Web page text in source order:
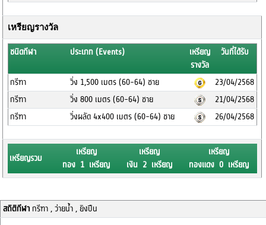
เหรียญรางวัล
ชนิดกีฬา ประเภท (Events)
เหรียญ
รางวัล
วันที่ได้รับ
กรีฑา วิ่ง 1,500 เมตร (60-64) ชาย
23/04/2568
กรีฑา
วิ่ง 800 เมตร (60-64) ชาย
21/04/2568
กรีฑา
วิ่งผลัด 4x400 เมตร (60-64) ชาย 26/04/2568
เหรียญรวม
เหรียญ
ทอง 1 เหรียญ
เหรียญ
เงิน 2 เหรียญ
เหรียญ
ทองแดง 0 เหรียญ
สถิติกีฬากรีฑา , ว่ายน้ำ , ยิงปืน